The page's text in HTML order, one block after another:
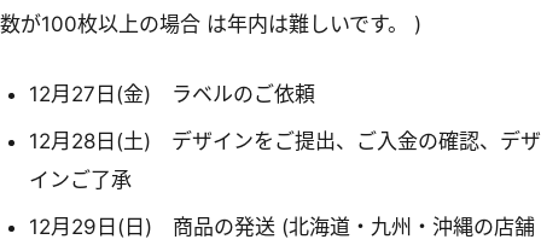
数が100枚以上の場合 は年内は難しいです。 )
12月27日(金) ラベルのご依頼
12月28日(土) デザインをご提出、ご入金の確認、デザ
インご了承
12月29日(日) 商品の発送(北海道・九州・沖縄の店舗